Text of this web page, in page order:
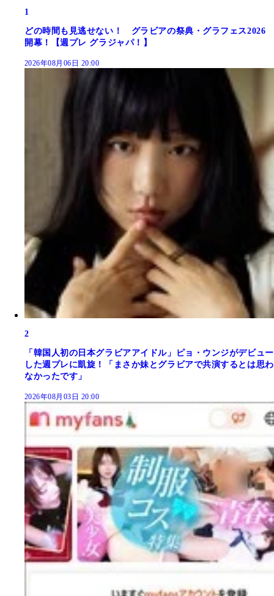
1
どの時間も見逃せない！ グラビアの祭典・グラフェス2026
開幕！【週プレ グラジャパ！】
2026年08月06日 20:00
2
「韓国人初の日本グラビアアイドル」ピョ・ウンジがデビュー
した週プレに凱旋！「まさか妹とグラビアで共演するとは思わ
なかったです」
2026年08月03日 20:00